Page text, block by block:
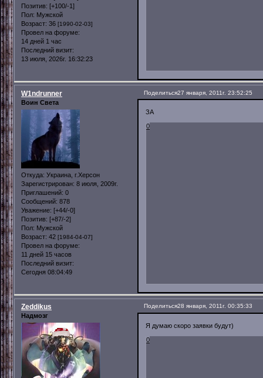
Позитив: [+100/-1]
Пол: Мужской
Возраст: 36 [1990-02-03]
Провел на форуме:
14 дней 1 час
Последний визит:
13 июля, 2026г. 16:32:23
Поделиться27 января, 2011г. 23:52:25
W1ndrunner
Воин Света
Откуда: Украина, г.Херсон
Зарегистрирован: 8 июля, 2009г.
Приглашений: 0
Сообщений: 878
Уважение: [+44/-0]
Позитив: [+87/-2]
Пол: Мужской
Возраст: 42 [1984-04-07]
Провел на форуме:
11 дней 15 часов
Последний визит:
Сегодня 08:04:49
ЗА
0
Поделиться28 января, 2011г. 00:35:33
Zeddikus
Надмозг
Я думаю скоро заявки будут)
0